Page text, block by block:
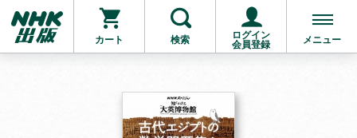
カート 検索
ログイン
会員登録
メニュー